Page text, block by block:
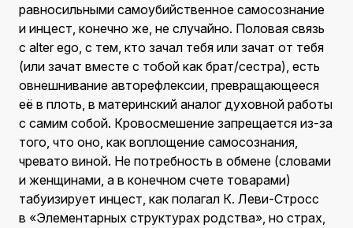
равносильными самоубийственное самосознание
и инцест, конечно же, не случайно. Половая связь
с alter ego, с тем, кто зачал тебя или зачат от тебя
(или зачат вместе с тобой как брат/сестра), есть
овнешнивание авторефлексии, превращающееся
её в плоть, в материнский аналог духовной работы
с самим собой. Кровосмешение запрещается из-за
того, что оно, как воплощение самосознания,
чревато виной. Не потребность в обмене (словами
и женщинами, а в конечном счете товарами)
табуизирует инцест, как полагал К. Леви-Стросс
в «Элементарных структурах родства», но страх,